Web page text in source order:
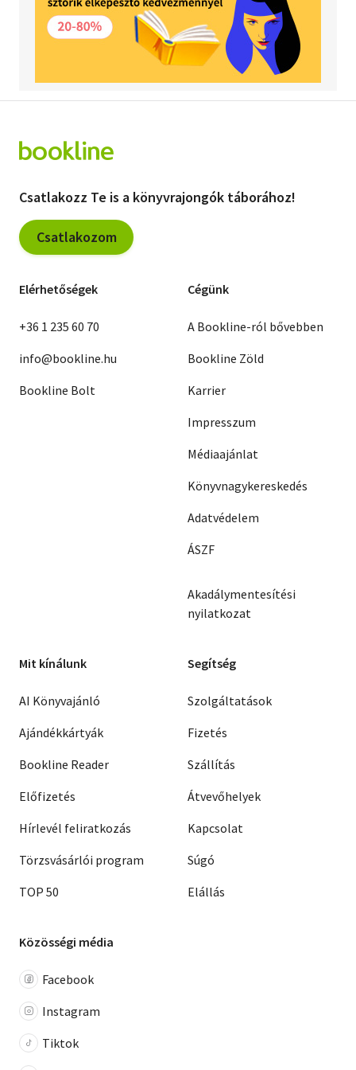
Csatlakozz Te is a könyvrajongók táborához!
Csatlakozom
Elérhetőségek
+36 1 235 60 70
info@bookline.hu
Bookline Bolt
Cégünk
A Bookline-ról bővebben
Bookline Zöld
Karrier
Impresszum
Médiaajánlat
Könyvnagykereskedés
Adatvédelem
ÁSZF
Akadálymentesítési
nyilatkozat
Mit kínálunk
AI Könyvajánló
Ajándékkártyák
Bookline Reader
Előfizetés
Hírlevél feliratkozás
Törzsvásárlói program
TOP 50
Segítség
Szolgáltatások
Fizetés
Szállítás
Átvevőhelyek
Kapcsolat
Súgó
Elállás
Közösségi média
Facebook
Instagram
Tiktok